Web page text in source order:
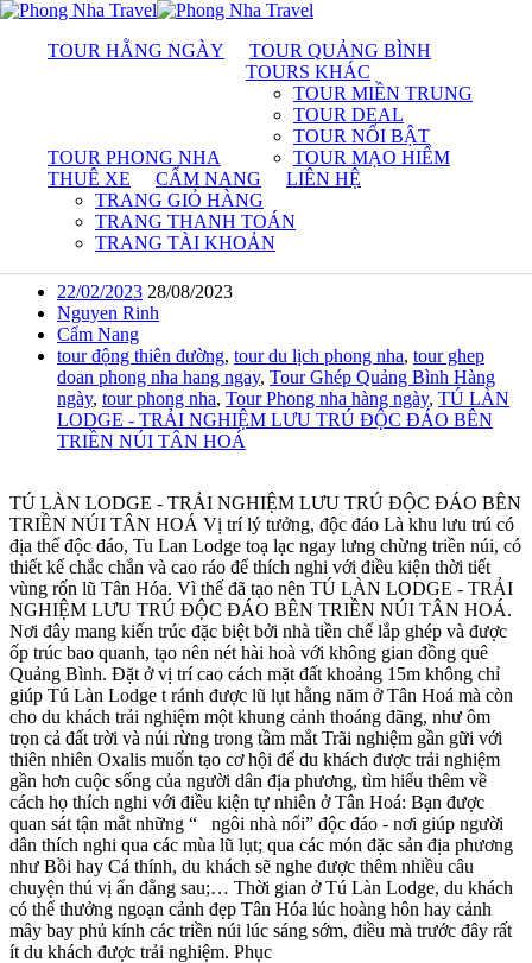
TOUR HẰNG NGÀY TOUR QUẢNG BÌNH
TOUR PHONG NHA
TOURS KHÁC
TOUR MIỀN TRUNG
TOUR DEAL
TOUR NỔI BẬT
TOUR MẠO HIỂM
THUÊ XE
CẨM NANG
LIÊN HỆ
TRANG GIỎ HÀNG
TRANG THANH TOÁN
TRANG TÀI KHOẢN
Thẻ: tour động thiên đường
Bài viết được gắn thẻ “tour động thiên đường”
TÚ LÀN LODGE – TRẢI NGHIỆM LƯU
TRÚ ĐỘC ĐÁO BÊN TRIỀN NÚI TÂN
22/02/2023 28/08/2023
Nguyen Rinh
Cẩm Nang
tour động thiên đường, tour du lịch phong nha, tour ghep
doan phong nha hang ngay, Tour Ghép Quảng Bình Hàng
ngày, tour phong nha, Tour Phong nha hàng ngày, TÚ LÀN
LODGE - TRẢI NGHIỆM LƯU TRÚ ĐỘC ĐÁO BÊN
TRIỀN NÚI TÂN HOÁ
TÚ LÀN LODGE - TRẢI NGHIỆM LƯU TRÚ ĐỘC ĐÁO BÊN
TRIỀN NÚI TÂN HOÁ Vị trí lý tưởng, độc đáo Là khu lưu trú có
địa thế độc đáo, Tu Lan Lodge toạ lạc ngay lưng chừng triền núi, có
thiết kế chắc chắn và cao ráo để thích nghi với điều kiện thời tiết
vùng rốn lũ Tân Hóa. Vì thế đã tạo nên TÚ LÀN LODGE - TRẢI
NGHIỆM LƯU TRÚ ĐỘC ĐÁO BÊN TRIỀN NÚI TÂN HOÁ.
Nơi đây mang kiến trúc đặc biệt bởi nhà tiền chế lắp ghép và được
ốp trúc bao quanh, tạo nên nét hài hoà với không gian đồng quê
Quảng Bình. Đặt ở vị trí cao cách mặt đất khoảng 15m không chỉ
giúp Tú Làn Lodge t ránh được lũ lụt hằng năm ở Tân Hoá mà còn
cho du khách trải nghiệm một khung cảnh thoáng đãng, như ôm
trọn cả đất trời và núi rừng trong tầm mắt Trãi nghiệm gần gữi với
thiên nhiên Oxalis muốn tạo cơ hội để du khách được trải nghiệm
gần hơn cuộc sống của người dân địa phương, tìm hiểu thêm về
cách họ thích nghi với điều kiện tự nhiên ở Tân Hoá: Bạn được
quan sát tận mắt những “ ngôi nhà nổi” độc đáo - nơi giúp người
dân thích nghi qua các mùa lũ lụt; qua các món đặc sản địa phương
như Bồi hay Cá thính, du khách sẽ nghe được thêm nhiều câu
chuyện thú vị ẩn đằng sau;… Thời gian ở Tú Làn Lodge, du khách
có thể thưởng ngoạn cảnh đẹp Tân Hóa lúc hoàng hôn hay cảnh
mây bay phủ kính các triền núi lúc sáng sớm, điều mà trước đây rất
ít du khách được trải nghiệm. Phục